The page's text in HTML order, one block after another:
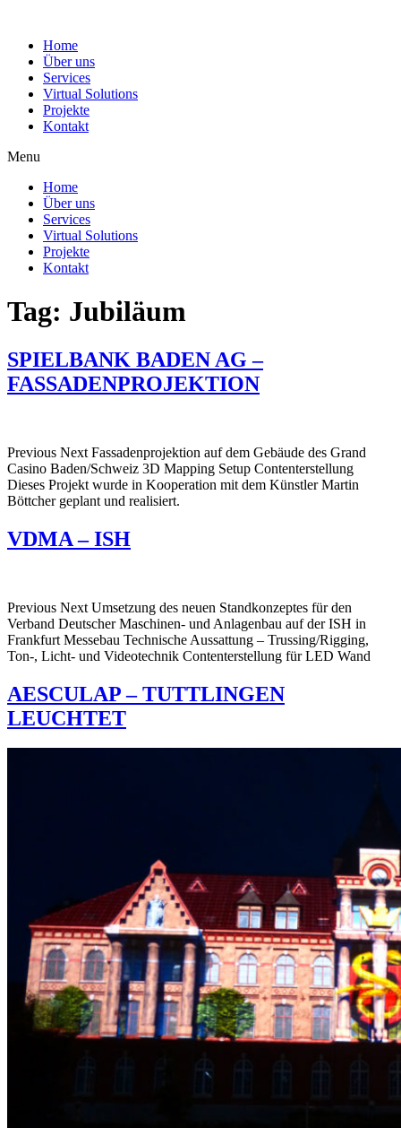
Home
Über uns
Services
Virtual Solutions
Projekte
Kontakt
Menu
Home
Über uns
Services
Virtual Solutions
Projekte
Kontakt
Tag: Jubiläum
SPIELBANK BADEN AG –
FASSADENPROJEKTION
Previous Next Fassadenprojektion auf dem Gebäude des Grand
Casino Baden/Schweiz 3D Mapping Setup Contenterstellung
Dieses Projekt wurde in Kooperation mit dem Künstler Martin
Böttcher geplant und realisiert.
VDMA – ISH
Previous Next Umsetzung des neuen Standkonzeptes für den
Verband Deutscher Maschinen- und Anlagenbau auf der ISH in
Frankfurt Messebau Technische Aussattung – Trussing/Rigging,
Ton-, Licht- und Videotechnik Contenterstellung für LED Wand
AESCULAP – TUTTLINGEN
LEUCHTET